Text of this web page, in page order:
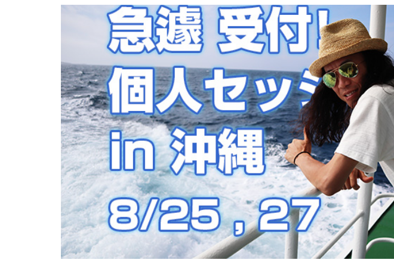
合宿
名古屋 地底人
断食
旅 沖縄 満月 石川県
鎮魂
非二元